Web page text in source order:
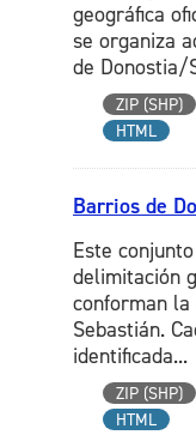
geográfica
se organiza
de Donostia/
ZIP (SHP)
HTML
Barrios de
Este
delimitación
conforman
Sebastián.
identificada...
ZIP (SHP)
HTML